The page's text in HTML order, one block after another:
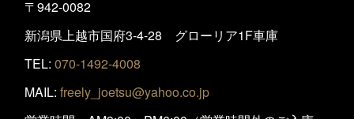
〒942-0082
新潟県上越市国府3-4-28 グローリア1F車庫
TEL: 070-1492-4008
MAIL: freely_joetsu@yahoo.co.jp